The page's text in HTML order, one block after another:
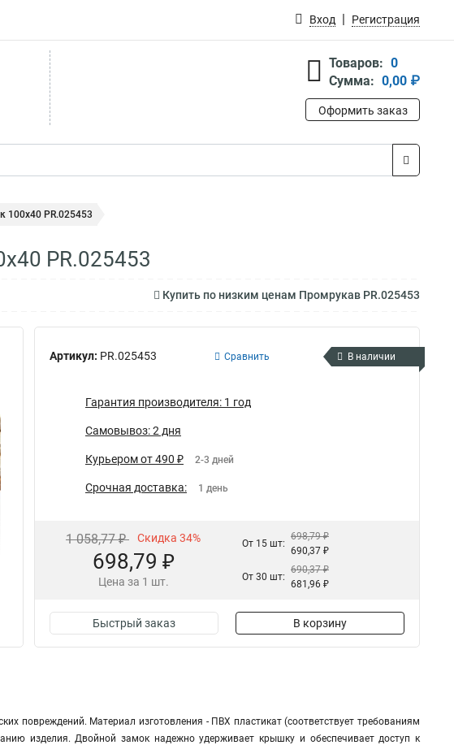
Вход Регистрация
Товаров: 0
Сумма: 0,00 ₽
Оформить заказ
100х40 PR.025453
PR.025453
Купить по низким ценам Промрукав PR.025453
Артикул: PR.025453 Сравнить В наличии
Гарантия производителя: 1 год
Самовывоз: 2 дня
Курьером от 490 ₽ 2-3 дней
Срочная доставка: 1 день
1 058,77 ₽ Скидка 34%
698,79 ₽
Цена за 1 шт.
От 15 шт:
698,79 ₽
690,37 ₽
От 30 шт:
690,37 ₽
681,96 ₽
Быстрый заказ В корзину
повреждений. Материал изготовления - ПВХ пластикат (соответствует требованиям
изделия. Двойной замок надежно удерживает крышку и обеспечивает доступ к